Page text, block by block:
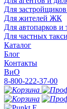
Для
Для жителей ЖК
Для автопарков и
Для частных
Каталог
Блог
Контакты
ВиО
8-800-222-37-00